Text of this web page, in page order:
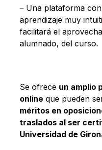
– Una plataforma
aprendizaje muy
facilitará el
alumnado, del curso.
Se ofrece un amplio
online que pueden
méritos en
traslados al ser
Universidad de